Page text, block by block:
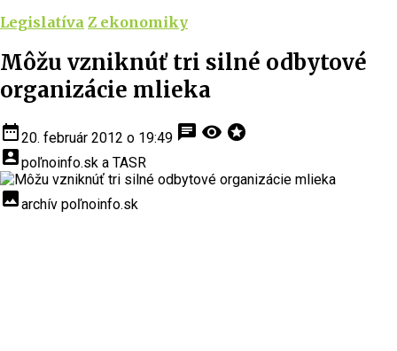
Legislatíva Z ekonomiky
Môžu vzniknúť tri silné odbytové
organizácie mlieka
date_range20. február 2012 o 19:49 chat visibility stars
account_boxpoľnoinfo.sk a TASR
insert_photoarchív poľnoinfo.sk